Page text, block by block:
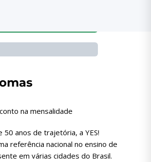
na mensalidade
50 anos de trajetória, a YES!
referência nacional no ensino de
em várias cidades do Brasil.